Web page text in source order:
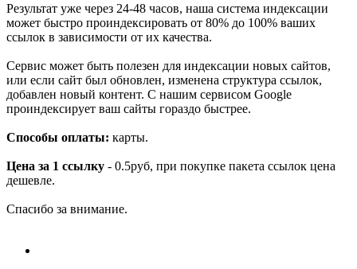
Результат уже через 24-48 часов, наша система индексации
может быстро проиндексировать от 80% до 100% ваших
ссылок в зависимости от их качества.
Сервис может быть полезен для индексации новых сайтов,
или если сайт был обновлен, изменена структура ссылок,
добавлен новый контент. С нашим сервисом Google
проиндексирует ваш сайты гораздо быстрее.
Способы оплаты: карты.
Цена за 1 ссылку - 0.5руб, при покупке пакета ссылок цена
дешевле.
Спасибо за внимание.